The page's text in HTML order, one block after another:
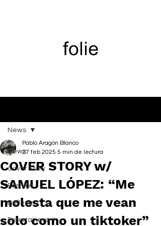
News
Cover Story
Fashion
Belleza
Entertainment
News
COVER STORY w/
SAMUEL LÓPEZ: “Me
molesta que me vean
solo como un tiktoker”
Pablo Aragón Blanco
27 feb 2025 5 min de lectura